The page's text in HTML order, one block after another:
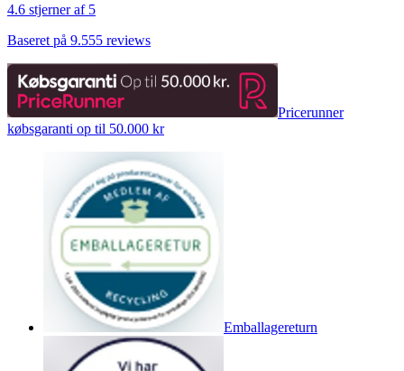
4.6 stjerner af 5
Baseret på 9.555 reviews
Pricerunner
købsgaranti op til 50.000 kr
Emballagereturn